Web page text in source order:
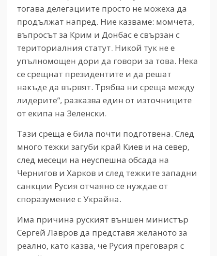
тогава делегациите просто не можеха да
продължат напред. Ние казваме: момчета,
въпросът за Крим и Донбас е свързан с
териториалния статут. Никой тук не е
упълномощен дори да говори за това. Нека
се срещнат президентите и да решат
накъде да вървят. Трябва ни среща между
лидерите“, разказва един от източниците
от екипа на Зеленски.
Тази среща е била почти подготвена. След
много тежки загуби край Киев и на север,
след месеци на неуспешна обсада на
Чернигов и Харков и след тежките западни
санкции Русия отчаяно се нуждае от
споразумение с Украйна.
Има причина руският външен министър
Сергей Лавров да представя желаното за
реално, като казва, че Русия преговаря с